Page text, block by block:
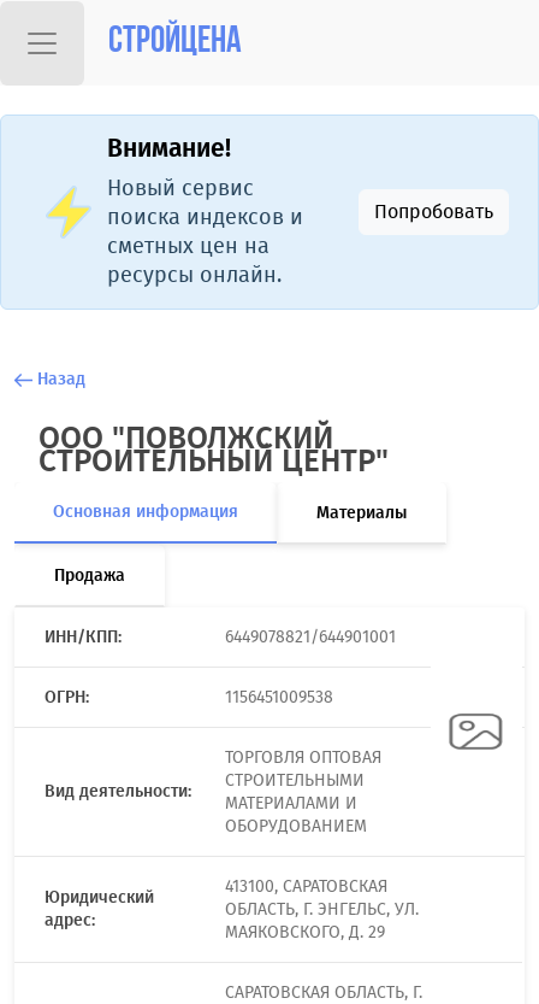
Стройцена
Внимание!
Новый сервис
поиска индексов и
сметных цен на
ресурсы онлайн.
Попробовать
Назад
ООО "ПОВОЛЖСКИЙ
СТРОИТЕЛЬНЫЙ ЦЕНТР"
Основная информация Материалы
Продажа
ИНН/КПП: 6449078821/644901001
ОГРН: 1156451009538
Вид деятельности:
ТОРГОВЛЯ ОПТОВАЯ
СТРОИТЕЛЬНЫМИ
МАТЕРИАЛАМИ И
ОБОРУДОВАНИЕМ
Юридический
адрес:
413100, САРАТОВСКАЯ
ОБЛАСТЬ, Г. ЭНГЕЛЬС, УЛ.
МАЯКОВСКОГО, Д. 29
САРАТОВСКАЯ ОБЛАСТЬ, Г.